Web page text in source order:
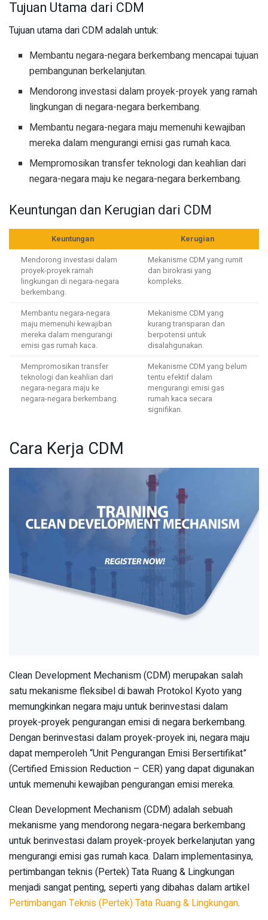
Tujuan Utama dari CDM
Tujuan utama dari CDM adalah untuk:
Membantu negara-negara berkembang mencapai tujuan
pembangunan berkelanjutan.
Mendorong investasi dalam proyek-proyek yang ramah
lingkungan di negara-negara berkembang.
Membantu negara-negara maju memenuhi kewajiban
mereka dalam mengurangi emisi gas rumah kaca.
Mempromosikan transfer teknologi dan keahlian dari
negara-negara maju ke negara-negara berkembang.
Keuntungan dan Kerugian dari CDM
Keuntungan
Kerugian
Mendorong investasi dalam
proyek-proyek ramah
lingkungan di negara-negara
berkembang.
Mekanisme CDM yang rumit
dan birokrasi yang
kompleks.
Membantu negara-negara
maju memenuhi kewajiban
mereka dalam mengurangi
emisi gas rumah kaca.
Mekanisme CDM yang
kurang transparan dan
berpotensi untuk
disalahgunakan.
Mempromosikan transfer
teknologi dan keahlian dari
negara-negara maju ke
negara-negara berkembang.
Mekanisme CDM yang belum
tentu efektif dalam
mengurangi emisi gas
rumah kaca secara
signifikan.
Cara Kerja CDM
Clean Development Mechanism (CDM) merupakan salah
satu mekanisme fleksibel di bawah Protokol Kyoto yang
memungkinkan negara maju untuk berinvestasi dalam
proyek-proyek pengurangan emisi di negara berkembang.
Dengan berinvestasi dalam proyek-proyek ini, negara maju
dapat memperoleh “Unit Pengurangan Emisi Bersertifikat”
(Certified Emission Reduction – CER) yang dapat digunakan
untuk memenuhi kewajiban pengurangan emisi mereka.
Clean Development Mechanism (CDM) adalah sebuah
mekanisme yang mendorong negara-negara berkembang
untuk berinvestasi dalam proyek-proyek berkelanjutan yang
mengurangi emisi gas rumah kaca. Dalam implementasinya,
pertimbangan teknis (Pertek) Tata Ruang & Lingkungan
menjadi sangat penting, seperti yang dibahas dalam artikel
Pertimbangan Teknis (Pertek) Tata Ruang & Lingkungan.